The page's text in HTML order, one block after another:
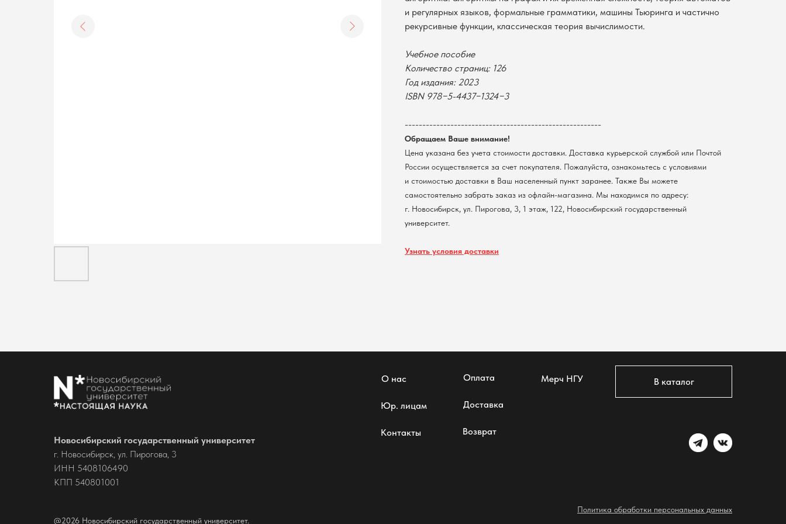
и регулярных языков, формальные грамматики, машины Тьюринга и частично
рекурсивные функции, классическая теория вычислимости.
Учебное пособие
Количество страниц: 126
Год издания: 2023
ISBN 978−5-4437−1324−3
--------------------------------------------------------
Обращаем Ваше внимание!
Цена указана без учета стоимости доставки. Доставка курьерской службой или Почтой
России осуществляется за счет покупателя. Пожалуйста, ознакомьтесь с условиями
и стоимостью доставки в Ваш населенный пункт заранее. Также Вы можете
самостоятельно забрать заказ из офлайн-магазина. Мы находимся по адресу:
г. Новосибирск, ул. Пирогова, 3, 1 этаж, 122, Новосибирский государственный
университет.
Узнать условия доставки
В каталог
О нас
Юр. лицам
Оплата
Доставка
Возврат
Контакты
Мерч НГУ
@2026 Новосибирский государственный университет.
Политика обработки персональных данных
Новосибирский государственный университет
г. Новосибирск, ул. Пирогова, 3
ИНН 5408106490
КПП 540801001